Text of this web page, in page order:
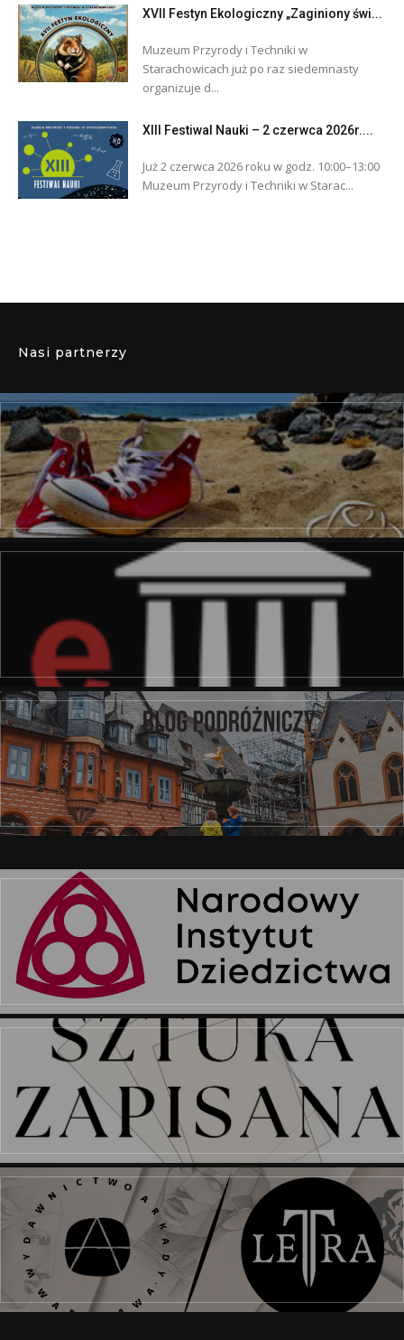
XVII Festyn Ekologiczny „Zaginiony świ...
Muzeum Przyrody i Techniki w
Starachowicach już po raz siedemnasty
organizuje d...
XIII Festiwal Nauki – 2 czerwca 2026r....
Już 2 czerwca 2026 roku w godz. 10:00–13:00
Muzeum Przyrody i Techniki w Starac...
Nasi partnerzy